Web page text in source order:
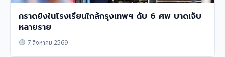
กราดยิงในโรงเรียนใกล้กรุงเทพฯ ดับ 6 ศพ บาดเจ็บ
หลายราย
7 สิงหาคม 2569